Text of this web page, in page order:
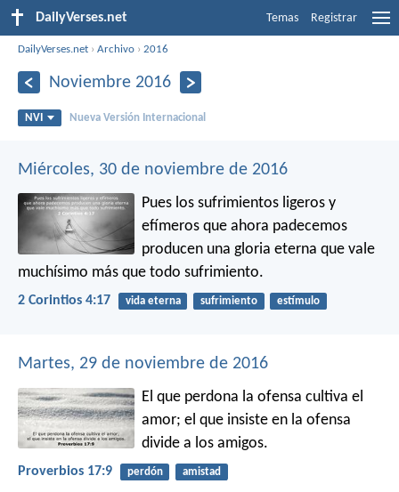
DailyVerses.net Temas Registrar
DailyVerses.net ›Archivo ›2016
Noviembre 2016
NVI Nueva Versión Internacional
Miércoles, 30 de noviembre de 2016
Pues los sufrimientos ligeros y
efímeros que ahora padecemos
producen una gloria eterna que vale
muchísimo más que todo sufrimiento.
2 Corintios 4:17 vida eterna sufrimiento estímulo
Martes, 29 de noviembre de 2016
El que perdona la ofensa cultiva el
amor; el que insiste en la ofensa
divide a los amigos.
Proverbios 17:9 perdón amistad